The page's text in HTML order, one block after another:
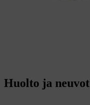
Huolto ja neuvot